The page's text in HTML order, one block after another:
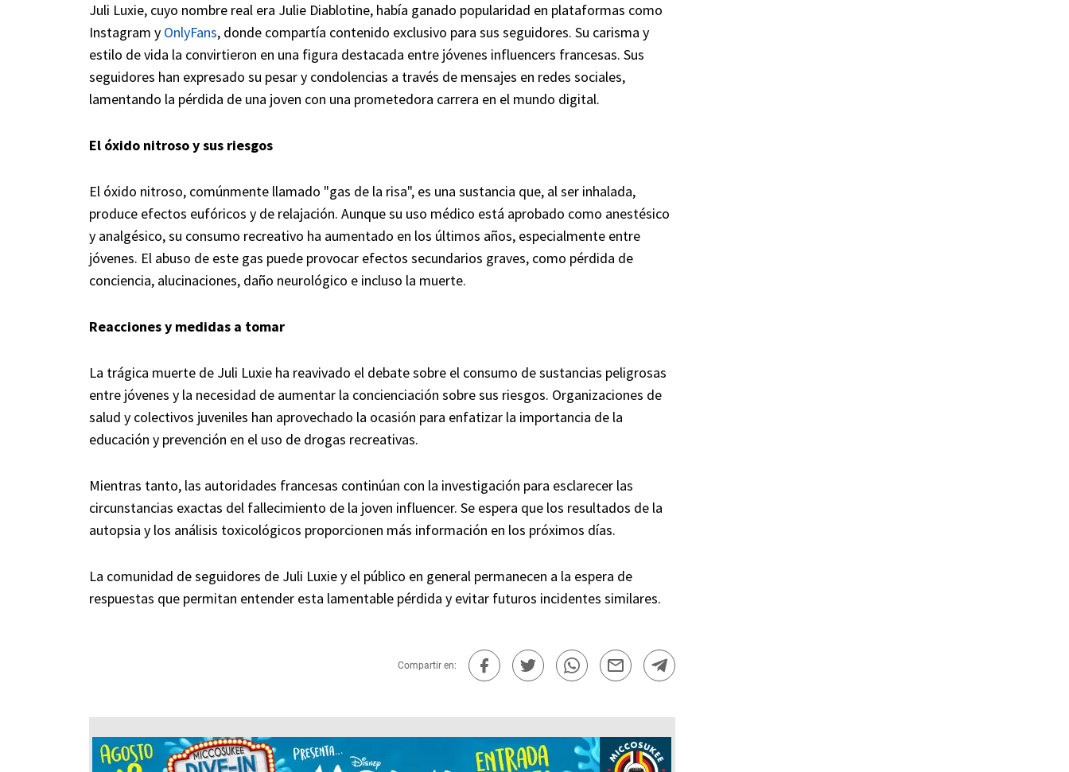
Juli Luxie, cuyo nombre real era Julie Diablotine, había ganado popularidad en plataformas como
Instagram y OnlyFans, donde compartía contenido exclusivo para sus seguidores. Su carisma y
estilo de vida la convirtieron en una figura destacada entre jóvenes influencers francesas. Sus
seguidores han expresado su pesar y condolencias a través de mensajes en redes sociales,
lamentando la pérdida de una joven con una prometedora carrera en el mundo digital.
El óxido nitroso y sus riesgos
El óxido nitroso, comúnmente llamado "gas de la risa", es una sustancia que, al ser inhalada,
produce efectos eufóricos y de relajación. Aunque su uso médico está aprobado como anestésico
y analgésico, su consumo recreativo ha aumentado en los últimos años, especialmente entre
jóvenes. El abuso de este gas puede provocar efectos secundarios graves, como pérdida de
conciencia, alucinaciones, daño neurológico e incluso la muerte.
Reacciones y medidas a tomar
La trágica muerte de Juli Luxie ha reavivado el debate sobre el consumo de sustancias peligrosas
entre jóvenes y la necesidad de aumentar la concienciación sobre sus riesgos. Organizaciones de
salud y colectivos juveniles han aprovechado la ocasión para enfatizar la importancia de la
educación y prevención en el uso de drogas recreativas.
Mientras tanto, las autoridades francesas continúan con la investigación para esclarecer las
circunstancias exactas del fallecimiento de la joven influencer. Se espera que los resultados de la
autopsia y los análisis toxicológicos proporcionen más información en los próximos días.
La comunidad de seguidores de Juli Luxie y el público en general permanecen a la espera de
respuestas que permitan entender esta lamentable pérdida y evitar futuros incidentes similares.
Compartir en: